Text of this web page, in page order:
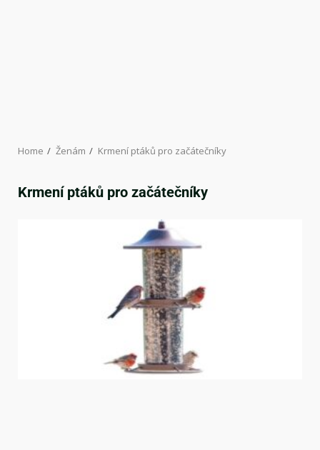
Home Ženám Krmení ptáků pro začátečníky
Krmení ptáků pro začátečníky